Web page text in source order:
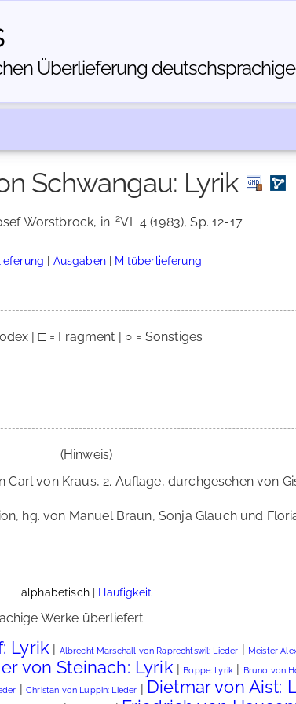
Über­lieferung
Schwangau: Lyrik
Worstbrock, in:2VL 4 (1983), Sp. 12-17.
| Ausgaben| Mitüberlieferung
| □ = Fragment | ○ = Sonstiges
(Hinweis)
Carl von Kraus, 2. Auflage, durchgesehen von
hg. von Manuel Braun, Sonja Glauch und
alphabetisch| Häufigkeit
Werke überliefert.
Lyrik | Albrecht Marschall von Raprechtswil: Lieder | Meister
von Steinach: Lyrik| Boppe: Lyrik | Bruno von
|Christan von Luppin: Lieder | Dietmar von Aist: